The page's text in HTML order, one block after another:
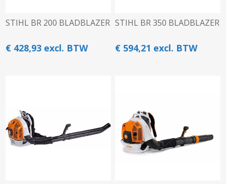
STIHL BR 200 BLADBLAZER
€ 428,93 excl. BTW
STIHL BR 350 BLADBLAZER
€ 594,21 excl. BTW